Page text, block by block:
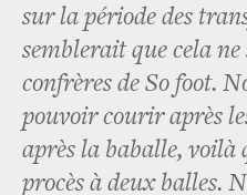
sur la période des
semblerait que cela ne
confrères de So foot.
pouvoir courir après
après la baballe, voilà
procès à deux balles.